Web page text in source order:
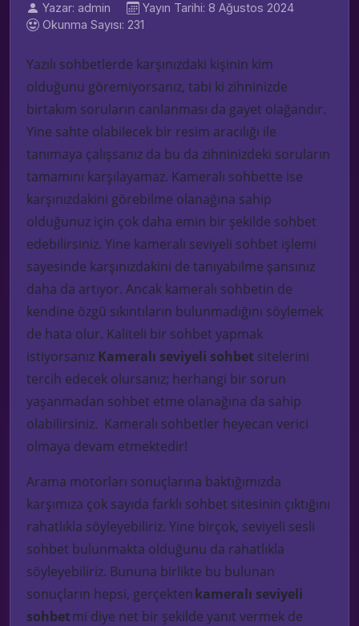
Yazar: admin
Yayın Tarihi: 8 Ağustos 2024
Okunma Sayısı: 231
Yazılı sohbetlerde karşınızdaki kişinin kim
olduğunu göremiyorsanız, tabi ki zihninizde
birtakım soruların canlanması da gayet olağandır.
Yine sahte olabilecek bir resim aracılığı ile
tanımaya çalışsanız da bu da zihninizdeki soruların
tamamını karşılayamaz. Kameralı sohbette ise
karşınızdakini görebilme olanağına sahip
olduğunuz için çok daha emin bir şekilde sohbet
edebilirsiniz. Yine kameralı seviyeli sohbet işlemi
sayesinde karşınızdakini de tanıyabilme şansınız
daha da artıyor. Ancak kameralı sohbetin de
kendine özgü sıkıntıların bulunmadığını söylemek
de hata olur. Kaliteli bir sohbet yapmak
istiyorsanız Kameralı seviyeli sohbet sitelerini
tercih edecek olursanız; herhangi bir sorun
yaşanmadan sohbet etme olanağına da sahip
olabilirsiniz. Kameralı sohbetler heyecan verici
olmaya devam etmektedir!
Arama motorları sonuçlarına baktığımızda
karşımıza çok sayıda farklı sohbet sitesinin çıktığını
rahatlıkla söyleyebiliriz. Yine birçok, seviyeli sesli
sohbet bulunmakta olduğunu da rahatlıkla
söyleyebiliriz. Bununa birlikte bu bulunan
sonuçların hepsi, gerçektenkameralı seviyeli
sohbetmi diye net bir şekilde yanıt vermek de